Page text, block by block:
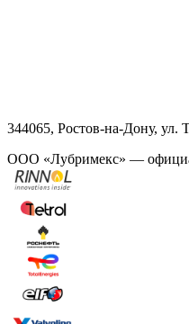
344065, Ростов-на-Дону, ул.
ООО «Лубримекс» —